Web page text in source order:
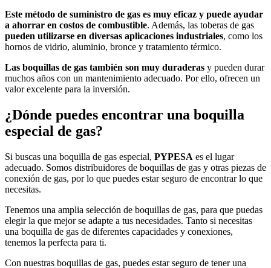
Este método de suministro de gas es muy eficaz y puede ayudar
a ahorrar en costos de combustible. Además, las toberas de gas
pueden utilizarse en diversas aplicaciones industriales, como los
hornos de vidrio, aluminio, bronce y tratamiento térmico.
Las boquillas de gas también son muy duraderas y pueden durar
muchos años con un mantenimiento adecuado. Por ello, ofrecen un
valor excelente para la inversión.
¿Dónde puedes encontrar una boquilla
especial de gas?
Si buscas una boquilla de gas especial, PYPESA es el lugar
adecuado. Somos distribuidores de boquillas de gas y otras piezas de
conexión de gas, por lo que puedes estar seguro de encontrar lo que
necesitas.
Tenemos una amplia selección de boquillas de gas, para que puedas
elegir la que mejor se adapte a tus necesidades. Tanto si necesitas
una boquilla de gas de diferentes capacidades y conexiones,
tenemos la perfecta para ti.
Con nuestras boquillas de gas, puedes estar seguro de tener una